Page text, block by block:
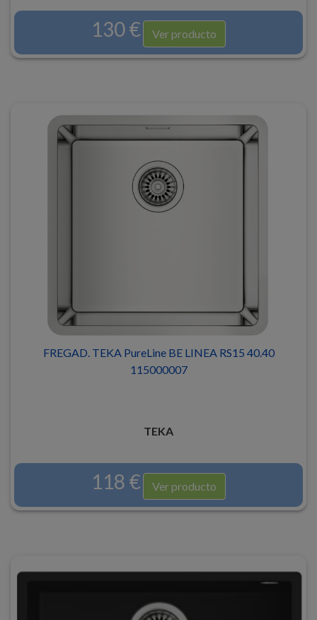
130 € Ver producto
FREGAD. TEKA PureLine BE LINEA RS15 40.40
115000007
TEKA
118 € Ver producto